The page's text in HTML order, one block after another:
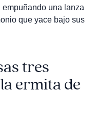
una lanza
que yace bajo sus
tres
ermita de